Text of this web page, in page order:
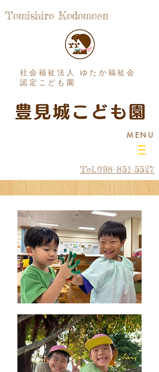
Tomishiro Kodomoen
社会福祉法人 ゆたか福祉会
認定こども園
MENU
Tel.098-851-5527